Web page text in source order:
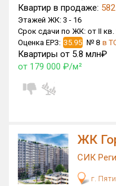
Квартир в продаже: 582
Этажей ЖК: 3 - 16
Срок сдачи по ЖК: от II кв.
Оценка ЕРЗ: 35.95 № 8 в
Квартиры от 5.8 млн₽
от 179 000 ₽/м²
ЖК
СИК
г.